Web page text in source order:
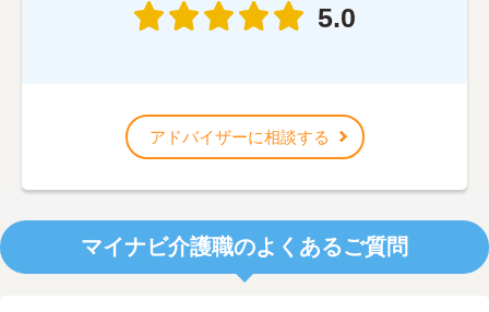
5.0
アドバイザーに相談する
マイナビ介護職のよくあるご質問